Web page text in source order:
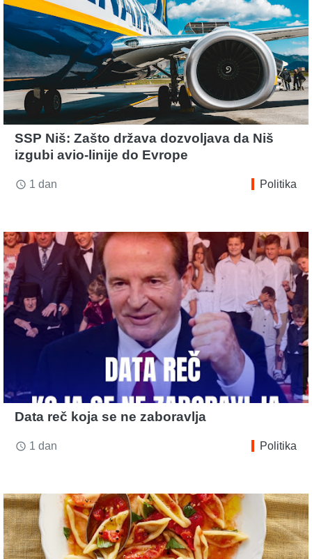
SSP Niš: Zašto država dozvoljava da Niš
izgubi avio-linije do Evrope
access_time 1 dan Politika
Data reč koja se ne zaboravlja
access_time 1 dan Politika